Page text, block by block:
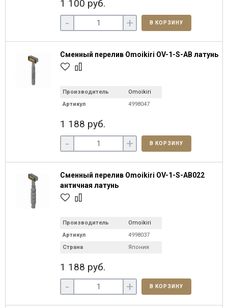
1 100 руб.
- + В КОРЗИНУ
Сменный перелив Omoikiri OV-1-S-AB латунь
Производитель
Omoikiri
Артикул
4998047
1 188 руб.
- + В КОРЗИНУ
Сменный перелив Omoikiri OV-1-S-AB022
античная латунь
Производитель
Omoikiri
Артикул
4998037
Страна
Япония
1 188 руб.
- + В КОРЗИНУ